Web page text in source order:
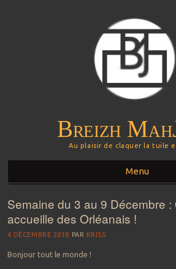
Breizh
Au plaisir de claquer la tuile
Menu
Aller au contenu principal
Semaine du 3 au 9 Décembre :
accueille des Orléanais !
4 DÉCEMBRE 2018 PAR KRISS
Bonjour tout le monde !